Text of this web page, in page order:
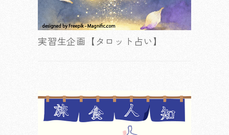
実習生企画【タロット占い】